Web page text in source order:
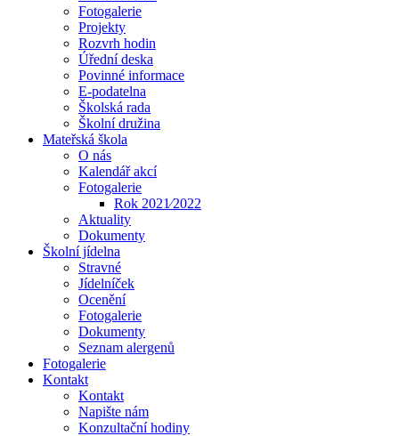
Fotogalerie
Projekty
Rozvrh hodin
Úřední deska
Povinné informace
E-podatelna
Školská rada
Školní družina
Mateřská škola
O nás
Kalendář akcí
Fotogalerie
Rok 2021⁄2022
Aktuality
Dokumenty
Školní jídelna
Stravné
Jídelníček
Ocenění
Fotogalerie
Dokumenty
Seznam alergenů
Fotogalerie
Kontakt
Kontakt
Napište nám
Konzultační hodiny